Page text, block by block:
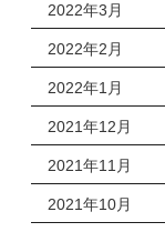
2022年3月
2022年2月
2022年1月
2021年12月
2021年11月
2021年10月